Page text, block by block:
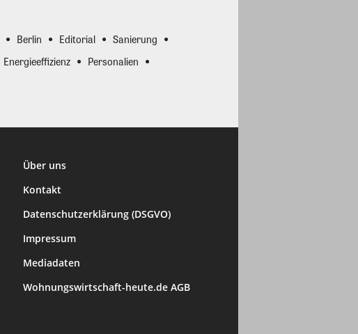
Berlin Editorial
Sanierung
Energieeffizienz
Personalien
Über uns
Kontakt
Datenschutzerklärung (DSGVO)
Impressum
Mediadaten
Wohnungswirtschaft-heute.de AGB